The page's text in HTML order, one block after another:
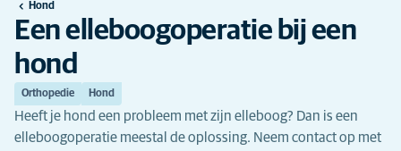
Hond
Een elleboogoperatie bij een
hond
Orthopedie Hond
Heeft je hond een probleem met zijn elleboog? Dan is een
elleboogoperatie meestal de oplossing. Neem contact op met